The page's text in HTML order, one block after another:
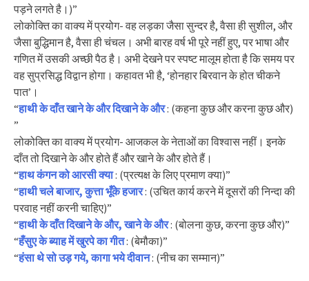
पड़ने लगते है।)”
लोकोक्ति का वाक्य में प्रयोग- वह लड़का जैसा सुन्दर है, वैसा ही सुशील, और
जैसा बुद्धिमान है, वैसा ही चंचल। अभी बारह वर्ष भी पूरे नहीं हुए, पर भाषा और
गणित में उसकी अच्छी पैठ है। अभी देखने पर स्पष्ट मालूम होता है कि समय पर
वह सुप्रसिद्ध विद्वान होगा। कहावत भी है, ‘होनहार बिरवान के होत चीकने
पात’।
“हाथी के दाँत खाने के और दिखाने के और: (कहना कुछ और करना कुछ और)
”
लोकोक्ति का वाक्य में प्रयोग- आजकल के नेताओं का विश्वास नहीं। इनके
दाँत तो दिखाने के और होते हैं और खाने के और होते हैं।
“हाथ कंगन को आरसी क्या: (प्रत्यक्ष के लिए प्रमाण क्या)”
“हाथी चले बाजार, कुत्ता भूँके हजार: (उचित कार्य करने में दूसरों की निन्दा की
परवाह नहीं करनी चाहिए)”
“हाथी के दाँत दिखाने के और, खाने के और: (बोलना कुछ, करना कुछ और)”
“हँसुए के ब्याह में खुरपे का गीत: (बेमौका)”
“हंसा थे सो उड़ गये, कागा भये दीवान: (नीच का सम्मान)”